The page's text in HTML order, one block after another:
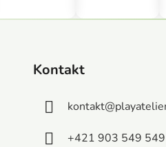
HABA , v
kombinujú
písmená a
snažia sa ako
HABA ponúka
cestách. Nuda
tu nie je! Časti
cestovnej hry
Kontakt
kontakt@
+421 903 549 549